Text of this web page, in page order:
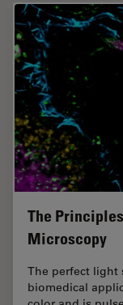
The
Microscopy
The perfect light
biomedical